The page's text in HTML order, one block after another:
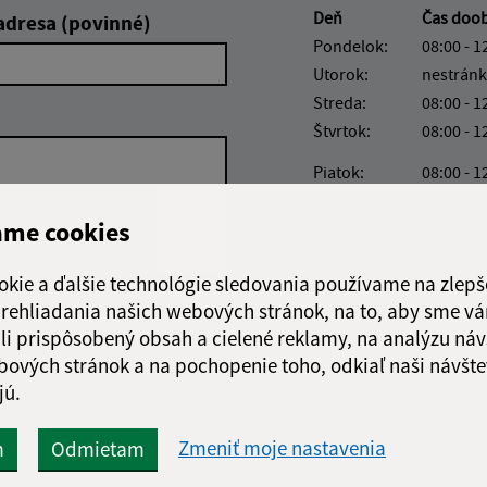
cookies
a ďalšie technológie sledovania používame na
našich webových stránok, na to, aby sme
prispôsobený obsah a cielené reklamy, na analýzu
stránok a na pochopenie toho, odkiaľ naši
Odmietam Zmeniť moje nastavenia
(povinné)
Google reCaptcha Response
Odoslať správu
Deň Čas
Pondelok:
08:00 -
Utorok:
Streda:
08:00 -
Štvrtok:
08:00 -
Piatok:
08:00 -